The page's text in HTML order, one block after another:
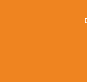
Beautiful